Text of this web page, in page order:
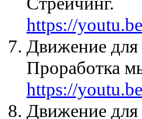
https://
Движение для
Проработка
https://
Движение для